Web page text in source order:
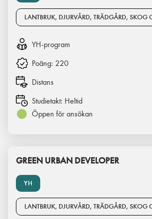
LANTBRUK, DJURVÅRD, TRÄDGÅRD, SKOG
YH-program
Poäng: 220
Distans
Studietakt: Heltid
Öppen för ansökan
YH
GREEN URBAN DEVELOPER
LANTBRUK, DJURVÅRD, TRÄDGÅRD, SKOG